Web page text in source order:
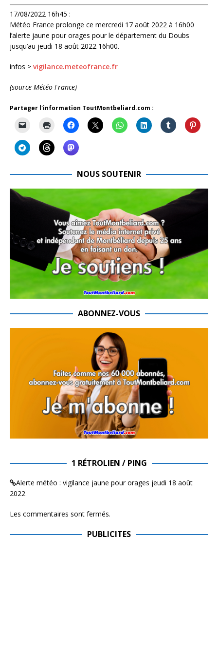
17/08/2022 16h45 :
Météo France prolonge ce mercredi 17 août 2022 à 16h00
l’alerte jaune pour orages pour le département du Doubs
jusqu’au jeudi 18 août 2022 16h00.
infos > vigilance.meteofrance.fr
(source Météo France)
Partager l'information ToutMontbeliard.com :
NOUS SOUTENIR
ABONNEZ-VOUS
1 RÉTROLIEN / PING
Alerte météo : vigilance jaune pour orages jeudi 18 août
2022
Les commentaires sont fermés.
PUBLICITES